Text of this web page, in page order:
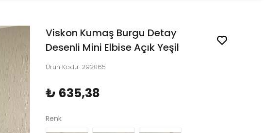
Viskon Kumaş Burgu Detay
Desenli Mini Elbise Açık Yeşil
Ürün Kodu: 292065
₺ 635,38
Renk